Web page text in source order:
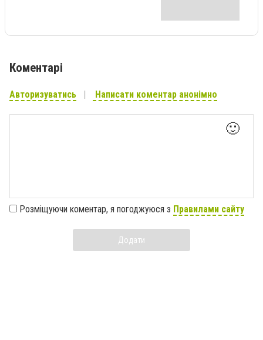
Коментарі
Авторизуватись Написати коментар анонімно
🙂
Розміщуючи коментар, я погоджуюся з Правилами сайту
Додати